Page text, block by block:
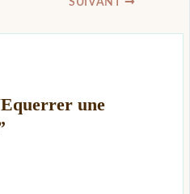
SUIVANT
une